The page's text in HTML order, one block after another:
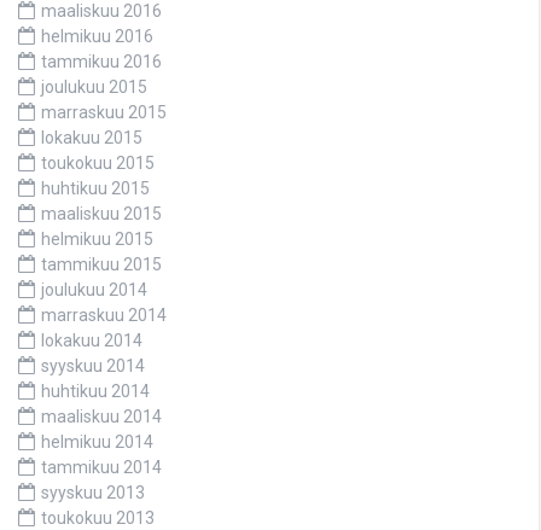
maaliskuu 2016
helmikuu 2016
tammikuu 2016
joulukuu 2015
marraskuu 2015
lokakuu 2015
toukokuu 2015
huhtikuu 2015
maaliskuu 2015
helmikuu 2015
tammikuu 2015
joulukuu 2014
marraskuu 2014
lokakuu 2014
syyskuu 2014
huhtikuu 2014
maaliskuu 2014
helmikuu 2014
tammikuu 2014
syyskuu 2013
toukokuu 2013